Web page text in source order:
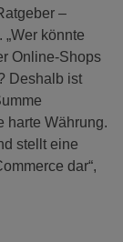
–
könnte
Online-Shops
Deshalb ist
harte Währung.
stellt eine
dar“,